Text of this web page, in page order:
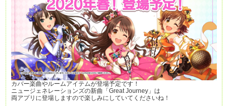
カバー楽曲やルームアイテムが登場予定です！
ニュージェネレーションズの新曲「Great Journey」は
両アプリに登場しますので楽しみにしていてくださいね！